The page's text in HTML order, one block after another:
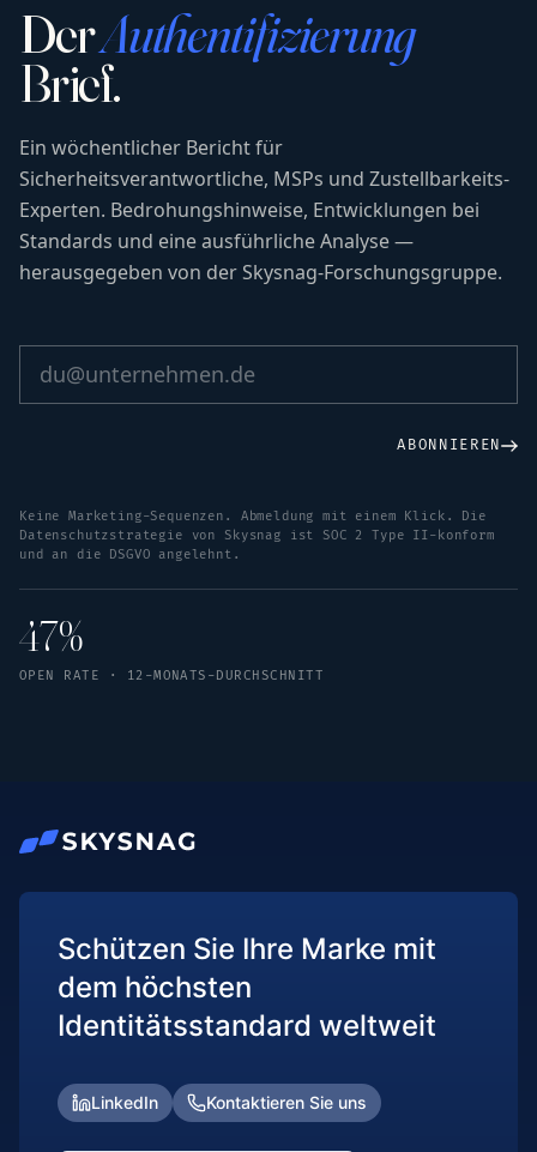
DerAuthentifizierung
Brief.
Ein wöchentlicher Bericht für
Sicherheitsverantwortliche, MSPs und Zustellbarkeits-
Experten. Bedrohungshinweise, Entwicklungen bei
Standards und eine ausführliche Analyse —
herausgegeben von der Skysnag-Forschungsgruppe.
ABONNIEREN
Keine Marketing-Sequenzen. Abmeldung mit einem Klick. Die
Datenschutzstrategie von Skysnag ist SOC 2 Type II-konform
und an die DSGVO angelehnt.
47%
OPEN RATE · 12-MONATS-DURCHSCHNITT
Schützen Sie Ihre Marke mit
dem höchsten
Identitätsstandard weltweit
LinkedIn Kontaktieren Sie uns